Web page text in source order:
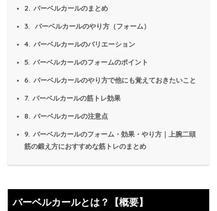
2. バーベルカールのまとめ
3. バーベルカールのやり方（フォーム）
4. バーベルカールのバリエーション
5. バーベルカールのフォームのポイント
6. バーベルカールのやり方で他にも覚えておきたいこと
7. バーベルカールの筋トレ効果
8. バーベルカールの注意点
9. バーベルカールのフォーム・効果・やり方｜上腕二頭
筋の鍛え方におすすめな筋トレのまとめ
バーベルカールとは？【概要】